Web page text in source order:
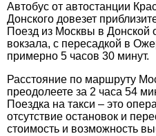
Автобус от автостанции
Донского довезет
Поезд из Москвы в Донской
вокзала, с пересадкой в
примерно 5 часов 30 минут.
Расстояние по маршруту
преодолеете за 2 часа 54
Поездка на такси – это
отсутствие остановок и
стоимость и возможность